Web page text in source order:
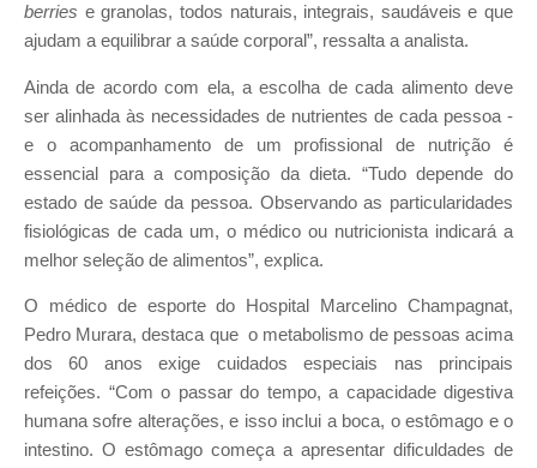
berries e granolas, todos naturais, integrais, saudáveis e que
ajudam a equilibrar a saúde corporal”, ressalta a analista.
Ainda de acordo com ela, a escolha de cada alimento deve
ser alinhada às necessidades de nutrientes de cada pessoa -
e o acompanhamento de um profissional de nutrição é
essencial para a composição da dieta. “Tudo depende do
estado de saúde da pessoa. Observando as particularidades
fisiológicas de cada um, o médico ou nutricionista indicará a
melhor seleção de alimentos”, explica.
O médico de esporte do Hospital Marcelino Champagnat,
Pedro Murara, destaca que o metabolismo de pessoas acima
dos 60 anos exige cuidados especiais nas principais
refeições. “Com o passar do tempo, a capacidade digestiva
humana sofre alterações, e isso inclui a boca, o estômago e o
intestino. O estômago começa a apresentar dificuldades de